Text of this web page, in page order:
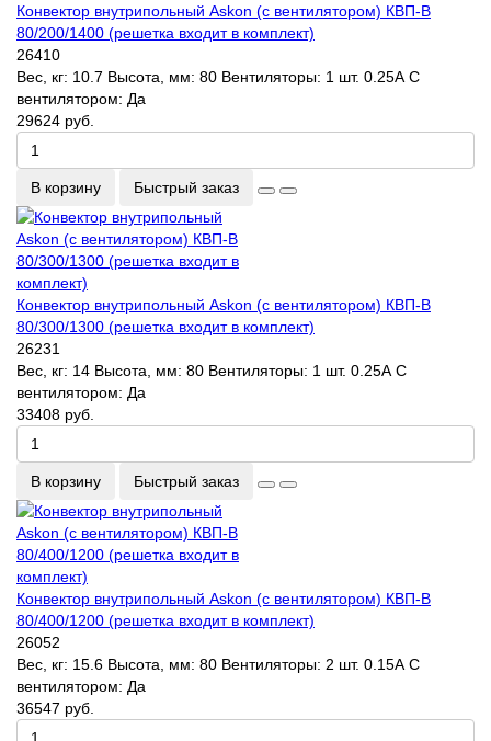
Конвектор внутрипольный Askon (с вентилятором) КВП-В
80/200/1400 (решетка входит в комплект)
26410
Вес, кг: 10.7 Высота, мм: 80 Вентиляторы: 1 шт. 0.25А С
вентилятором: Да
29624 руб.
В корзину Быстрый заказ
Конвектор внутрипольный Askon (с вентилятором) КВП-В
80/300/1300 (решетка входит в комплект)
26231
Вес, кг: 14 Высота, мм: 80 Вентиляторы: 1 шт. 0.25А С
вентилятором: Да
33408 руб.
В корзину Быстрый заказ
Конвектор внутрипольный Askon (с вентилятором) КВП-В
80/400/1200 (решетка входит в комплект)
26052
Вес, кг: 15.6 Высота, мм: 80 Вентиляторы: 2 шт. 0.15А С
вентилятором: Да
36547 руб.